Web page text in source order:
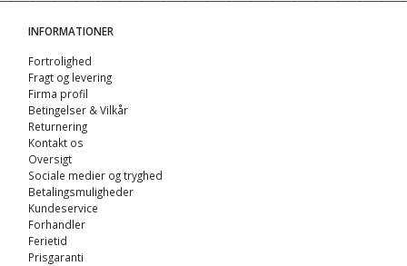
INFORMATIONER
Fortrolighed
Fragt og levering
Firma profil
Betingelser & Vilkår
Returnering
Kontakt os
Oversigt
Sociale medier og tryghed
Betalingsmuligheder
Kundeservice
Forhandler
Ferietid
Prisgaranti